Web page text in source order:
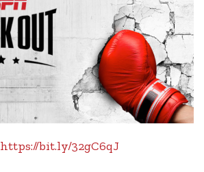
https://bit.ly/32gC6qJ